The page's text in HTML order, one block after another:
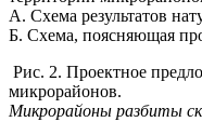
А. Схема результатов
Б. Схема, поясняющая
Рис. 2. Проектное
микрорайонов.
Микрорайоны разбиты